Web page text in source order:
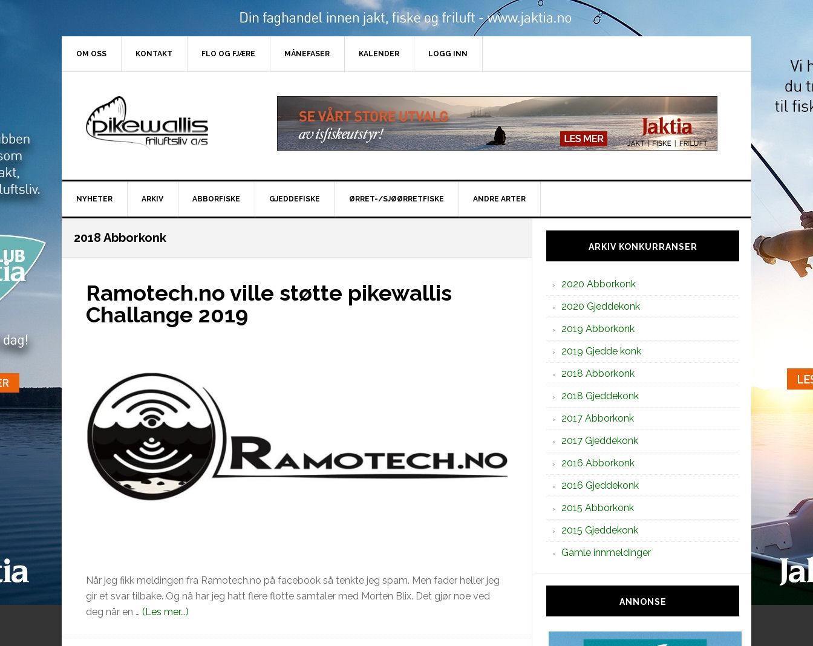
OM OSS KONTAKT FLO OG FJÆRE MÅNEFASER KALENDER LOGG INN
NYHETER ARKIV ABBORFISKE GJEDDEFISKE ØRRET-/SJØØRRETFISKE ANDRE ARTER
2018 Abborkonk
Ramotech.no ville støtte pikewallis
Challange 2019
Når jeg fikk meldingen fra Ramotech.no på facebook så tenkte jeg spam. Men fader heller jeg
gir et svar tilbake. Og nå har jeg hatt flere flotte samtaler med Morten Blix. Det gjør noe ved
deg når en … (Les mer...)
Hoved
sidebarARKIV KONKURRANSER
2020 Abborkonk
2020 Gjeddekonk
2019 Abborkonk
2019 Gjedde konk
2018 Abborkonk
2018 Gjeddekonk
2017 Abborkonk
2017 Gjeddekonk
2016 Abborkonk
2016 Gjeddekonk
2015 Abborkonk
2015 Gjeddekonk
Gamle innmeldinger
ANNONSE